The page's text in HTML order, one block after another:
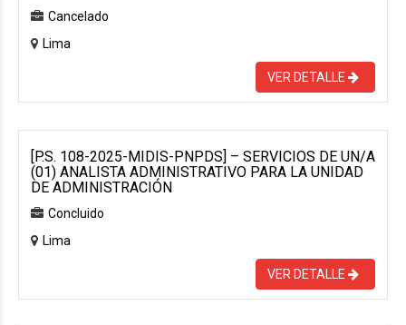
Cancelado
Lima
VER DETALLE
[P.S. 108-2025-MIDIS-PNPDS] – SERVICIOS DE UN/A
(01) ANALISTA ADMINISTRATIVO PARA LA UNIDAD
DE ADMINISTRACIÓN
Concluido
Lima
VER DETALLE